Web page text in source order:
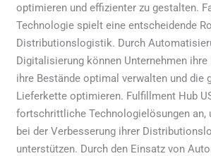
optimieren und effizienter zu gestalten.
Technologie spielt eine entscheidende
Distributionslogistik. Durch
Digitalisierung können Unternehmen
ihre Bestände optimal verwalten und die
Lieferkette optimieren. Fulfillment Hub
fortschrittliche Technologielösungen an,
bei der Verbesserung ihrer
unterstützen. Durch den Einsatz von